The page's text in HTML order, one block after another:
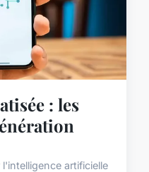
: les
artificielle